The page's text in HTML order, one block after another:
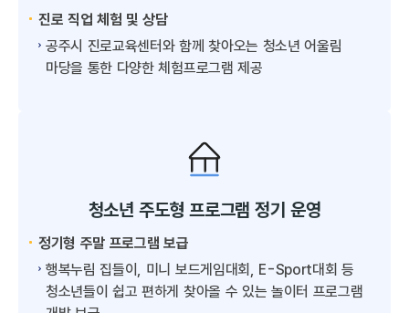
진로 직업 체험 및 상담
공주시 진로교육센터와 함께 찾아오는 청소년 어울림
마당을 통한 다양한 체험프로그램 제공
청소년 주도형 프로그램 정기 운영
정기형 주말 프로그램 보급
행복누림 집들이, 미니 보드게임대회, E-Sport대회 등
청소년들이 쉽고 편하게 찾아올 수 있는 놀이터 프로그램